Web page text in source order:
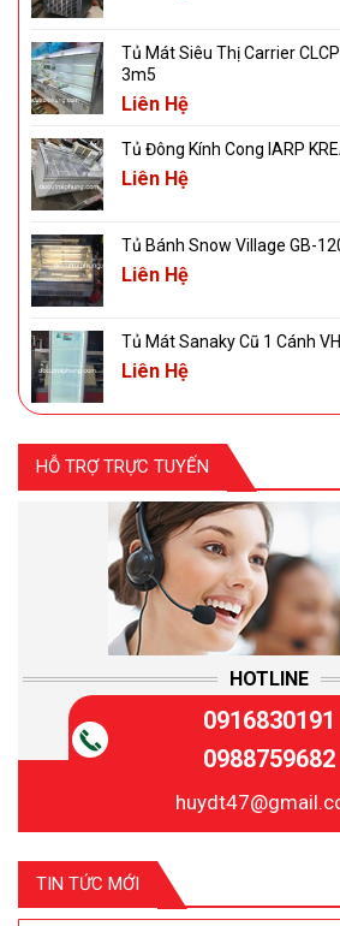
Tủ Mát Siêu Thị Carrier
3m5
Liên Hệ
Tủ Đông Kính Cong IARP
Liên Hệ
Tủ Bánh Snow Village GB-
Liên Hệ
Tủ Mát Sanaky Cũ 1 Cánh
Liên Hệ
HỖ TRỢ TRỰC TUYẾN
HOTLINE
0916830191
0988759682
TIN TỨC MỚI